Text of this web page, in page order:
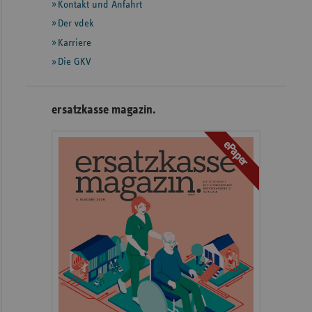
InformationenKontakt und Anfahrt
Der vdek
Karriere
Die GKV
ersatzkasse magazin.
ePaper